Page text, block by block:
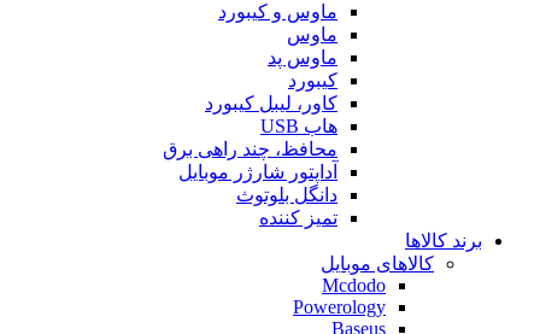
ماوس و کیبورد
ماوس
ماوس پد
کیبورد
کاور، لیبل کیبورد
هاب USB
محافظ، چند راهی برق
آداپتور شارژر موبایل
دانگل بلوتوث
تمیز کننده
برند کالاها
کالاهای موبایل
Mcdodo
Powerology
Baseus